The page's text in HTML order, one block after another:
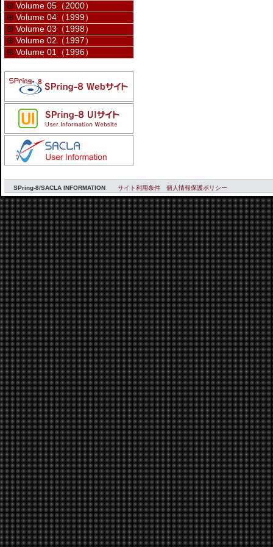
Volume 05（2000）
Volume 04（1999）
Volume 03（1998）
Volume 02（1997）
Volume 01（1996）
SPring-8/SACLA INFORMATION サイト利用条件 個人情報保護ポリシー